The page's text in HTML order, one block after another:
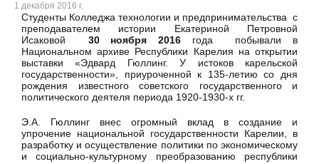
1 декабря 2016 г.
Студенты Колледжа технологии и предпринимательства с
преподавателем истории Екатериной Петровной
Исаковой
30 ноября 2016 года
побывали в
Национальном архиве Республики Карелия на открытии
выставки «Эдвард Гюллинг. У истоков карельской
государственности», приуроченной к 135-летию со дня
рождения известного советского государственного и
политического деятеля периода 1920-1930-х гг.
Э.А. Гюллинг внес огромный вклад в создание и
упрочение национальной государственности Карелии, в
разработку и осуществление политики по экономическому
и социально-культурному преобразованию республики